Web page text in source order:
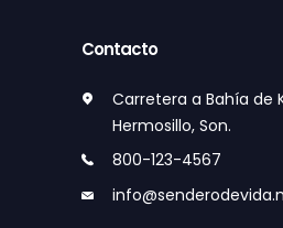
Contacto
Carretera a Bahía de
Hermosillo, Son.
800-123-4567